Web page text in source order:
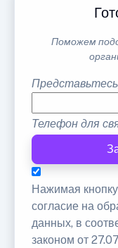
Поможем
Телефон для
Нажимая
согласие на
данных, в
законом от